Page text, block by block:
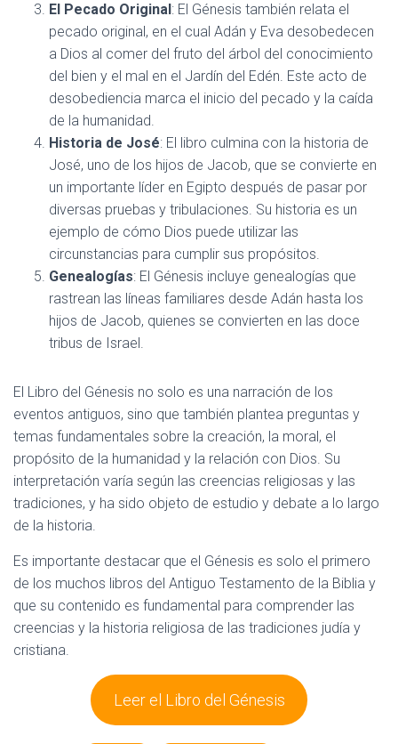
El Pecado Original: El Génesis también relata el
pecado original, en el cual Adán y Eva desobedecen
a Dios al comer del fruto del árbol del conocimiento
del bien y el mal en el Jardín del Edén. Este acto de
desobediencia marca el inicio del pecado y la caída
de la humanidad.
Historia de José: El libro culmina con la historia de
José, uno de los hijos de Jacob, que se convierte en
un importante líder en Egipto después de pasar por
diversas pruebas y tribulaciones. Su historia es un
ejemplo de cómo Dios puede utilizar las
circunstancias para cumplir sus propósitos.
Genealogías: El Génesis incluye genealogías que
rastrean las líneas familiares desde Adán hasta los
hijos de Jacob, quienes se convierten en las doce
tribus de Israel.
El Libro del Génesis no solo es una narración de los
eventos antiguos, sino que también plantea preguntas y
temas fundamentales sobre la creación, la moral, el
propósito de la humanidad y la relación con Dios. Su
interpretación varía según las creencias religiosas y las
tradiciones, y ha sido objeto de estudio y debate a lo largo
de la historia.
Es importante destacar que el Génesis es solo el primero
de los muchos libros del Antiguo Testamento de la Biblia y
que su contenido es fundamental para comprender las
creencias y la historia religiosa de las tradiciones judía y
cristiana.
Leer el Libro del Génesis